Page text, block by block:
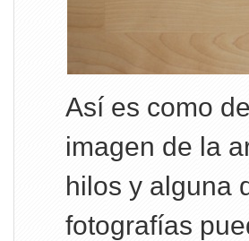
Así es como
imagen de la
hilos y alguna
fotografías